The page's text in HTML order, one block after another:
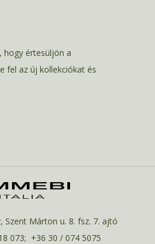
hogy értesüljön a
fel az új kollekciókat és
Szent Márton u. 8. fsz. 7. ajtó
073; +36 30 / 074 5075